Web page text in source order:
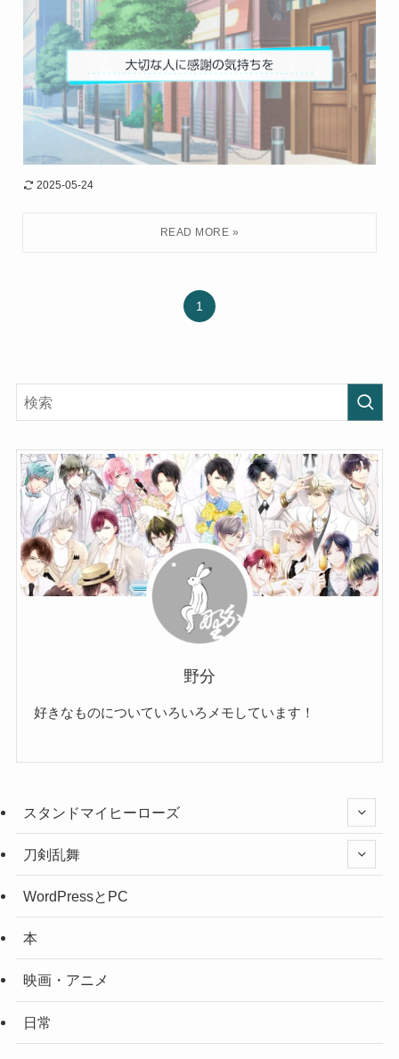
2025-05-24
1
野分
好きなものについていろいろメモしています！
スタンドマイヒーローズ
刀剣乱舞
WordPressとPC
本
映画・アニメ
日常